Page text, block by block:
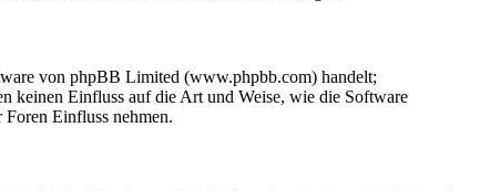
von phpBB Limited (www.phpbb.com) handelt;
keinen Einfluss auf die Art und Weise, wie die Software
Einfluss nehmen.